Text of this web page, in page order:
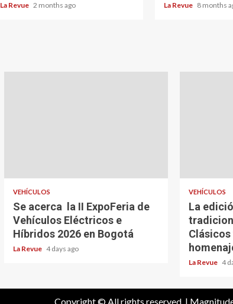
La Revue 2 months ago La Revue 8 months
VEHÍCULOS
Se acerca la II ExpoFeria de
Vehículos Eléctricos e
Híbridos 2026 en Bogotá
La Revue 4 days ago
VEHÍCULOS
La
La Revue 4
Copyright © All rights reserved. |